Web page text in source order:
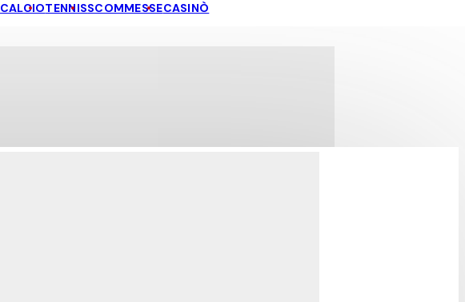
CALCIOTENNISSCOMMESSECASINÒ